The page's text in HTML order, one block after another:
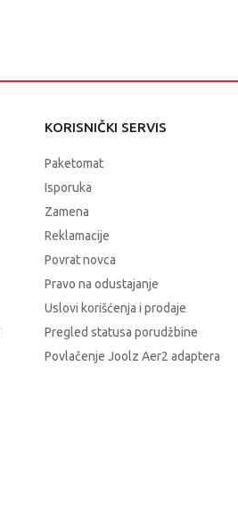
KORISNIČKI SERVIS
Paketomat
Isporuka
Zamena
Reklamacije
Povrat novca
Pravo na odustajanje
Uslovi korišćenja i prodaje
Pregled statusa porudžbine
Povlačenje Joolz Aer2 adaptera